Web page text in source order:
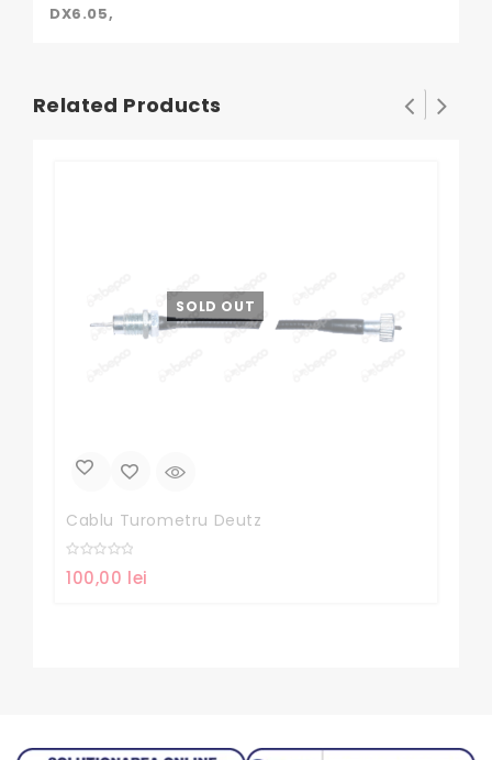
DX6.05,
Related Products
SOLD OUT
Cablu Turometru Deutz
out
100,00 lei